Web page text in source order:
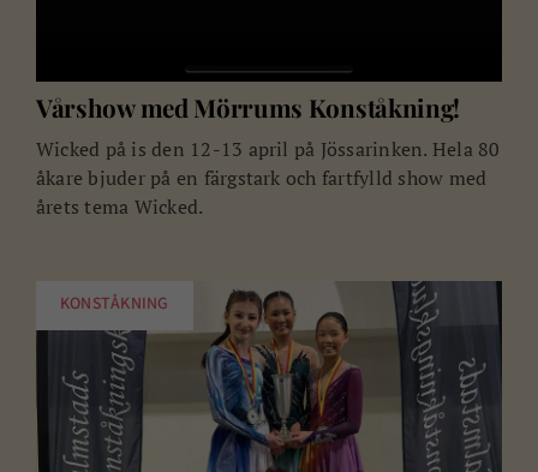
Vårshow med Mörrums Konståkning!
Wicked på is den 12-13 april på Jössarinken. Hela 80
åkare bjuder på en färgstark och fartfylld show med
årets tema Wicked.
KONSTÅKNING